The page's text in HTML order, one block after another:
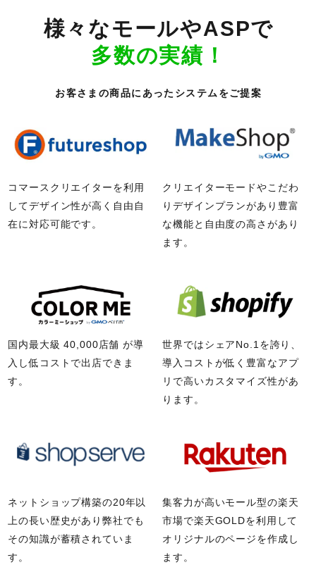
様々なモールやASPで
多数の実績！
お客さまの商品にあったシステムをご提案
コマースクリエイターを利用
してデザイン性が高く自由自
在に対応可能です。
クリエイターモードやこだわ
りデザインプランがあり豊富
な機能と自由度の高さがあり
ます。
国内最大級 40,000店舗 が導
入し低コストで出店できま
す。
世界ではシェアNo.1を誇り、
導入コストが低く 豊富なアプ
リで高いカスタマイズ性があ
ります。
ネットショップ構築の20年以
上の長い歴史があり 弊社でも
その知識が蓄積されていま
す。
集客力が高いモール型の楽天
市場で楽天GOLDを利用して
オリジナルのページを作成し
ます。